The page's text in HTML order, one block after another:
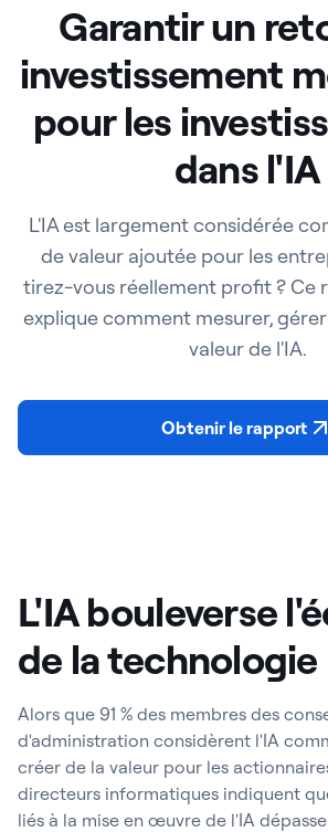
Garantir un
investissement
pour les
dans l'IA
L'IA est largement considérée
de valeur ajoutée pour les
tirez-vous réellement profit ? Ce
explique comment mesurer,
valeur de l'IA.
Obtenir le rapport
L'IA bouleverse
de la technologie
Alors que 91 % des membres des
d'administration considèrent l'IA
créer de la valeur pour les
directeurs informatiques indiquent
liés à la mise en œuvre de l'IA